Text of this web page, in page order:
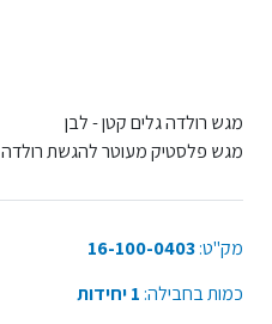
מגש רולדה גלים קטן - לבן
מגש פלסטיק מעוטר להגשת רולדה
מק"ט:16-100-0403
כמות בחבילה: 1 יחידות